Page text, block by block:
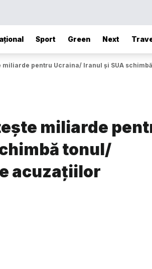
Sport Green Next
miliarde pentru Ucraina/ Iranul și SUA
miliarde
tonul/
acuzațiilor